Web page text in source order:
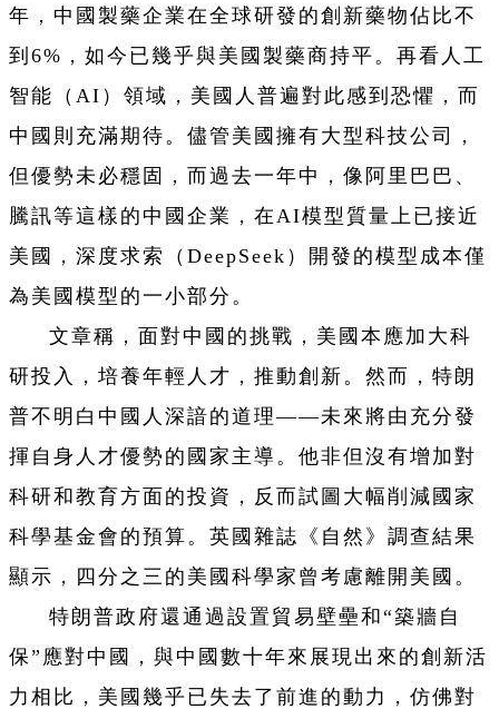
年，中國製藥企業在全球研發的創新藥物佔比不
到6%，如今已幾乎與美國製藥商持平。再看人工
智能（AI）領域，美國人普遍對此感到恐懼，而
中國則充滿期待。儘管美國擁有大型科技公司，
但優勢未必穩固，而過去一年中，像阿里巴巴、
騰訊等這樣的中國企業，在AI模型質量上已接近
美國，深度求索（DeepSeek）開發的模型成本僅
為美國模型的一小部分。
文章稱，面對中國的挑戰，美國本應加大科
研投入，培養年輕人才，推動創新。然而，特朗
普不明白中國人深諳的道理——未來將由充分發
揮自身人才優勢的國家主導。他非但沒有增加對
科研和教育方面的投資，反而試圖大幅削減國家
科學基金會的預算。英國雜誌《自然》調查結果
顯示，四分之三的美國科學家曾考慮離開美國。
特朗普政府還通過設置貿易壁壘和“築牆自
保”應對中國，與中國數十年來展現出來的創新活
力相比，美國幾乎已失去了前進的動力，仿佛對